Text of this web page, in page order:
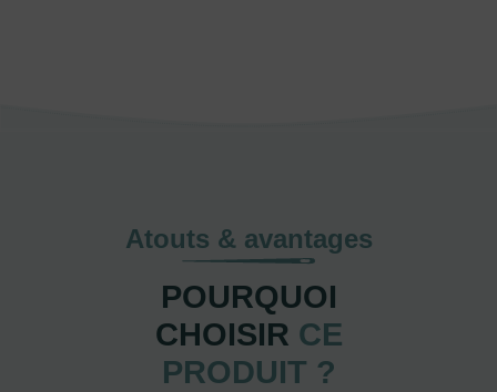
Atouts & avantages
POURQUOI
CHOISIR CE
PRODUIT ?